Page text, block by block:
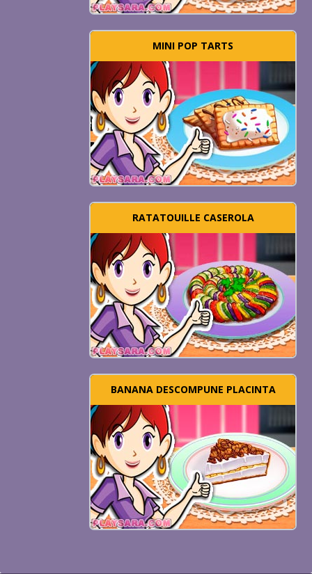
MINI POP TARTS
RATATOUILLE CASEROLA
BANANA DESCOMPUNE PLACINTA